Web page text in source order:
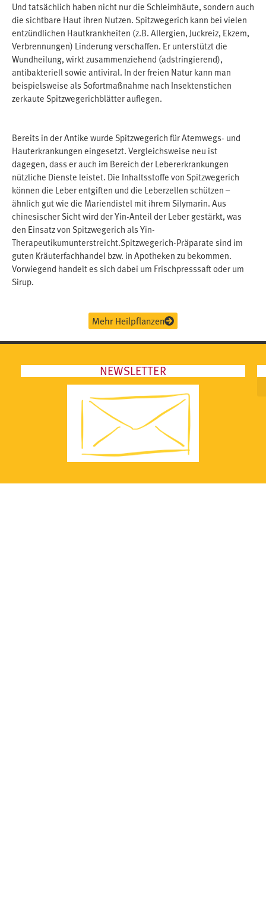
Und tatsächlich haben nicht nur die Schleimhäute, sondern auch
die sichtbare Haut ihren Nutzen. Spitzwegerich kann bei vielen
entzündlichen Hautkrankheiten (z.B. Allergien, Juckreiz, Ekzem,
Verbrennungen) Linderung verschaffen. Er unterstützt die
Wundheilung, wirkt zusammenziehend (adstringierend),
antibakteriell sowie antiviral. In der freien Natur kann man
beispielsweise als Sofortmaßnahme nach Insektenstichen
zerkaute Spitzwegerichblätter auflegen.
Bereits in der Antike wurde Spitzwegerich für Atemwegs- und
Hauterkrankungen eingesetzt. Vergleichsweise neu ist
dagegen, dass er auch im Bereich der Lebererkrankungen
nützliche Dienste leistet. Die Inhaltsstoffe von Spitzwegerich
können die Leber entgiften und die Leberzellen schützen –
ähnlich gut wie die Mariendistel mit ihrem Silymarin. Aus
chinesischer Sicht wird der Yin-Anteil der Leber gestärkt, was
den Einsatz von Spitzwegerich als Yin-
Therapeutikumunterstreicht.Spitzwegerich-Präparate sind im
guten Kräuterfachhandel bzw. in Apotheken zu bekommen.
Vorwiegend handelt es sich dabei um Frischpresssaft oder um
Sirup.
Mehr Heilpflanzen
NEWSLETTER